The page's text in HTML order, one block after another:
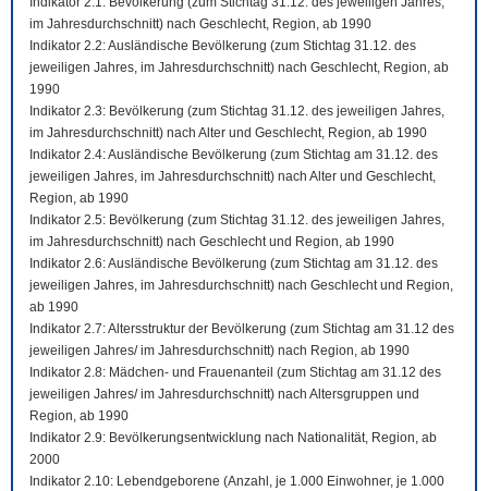
im Jahresdurchschnitt) nach Geschlecht, Region, ab 1990
Indikator 2.2: Ausländische Bevölkerung (zum Stichtag 31.12. des
jeweiligen Jahres, im Jahresdurchschnitt) nach Geschlecht, Region, ab
1990
Indikator 2.3: Bevölkerung (zum Stichtag 31.12. des jeweiligen Jahres,
im Jahresdurchschnitt) nach Alter und Geschlecht, Region, ab 1990
Indikator 2.4: Ausländische Bevölkerung (zum Stichtag am 31.12. des
jeweiligen Jahres, im Jahresdurchschnitt) nach Alter und Geschlecht,
Region, ab 1990
Indikator 2.5: Bevölkerung (zum Stichtag 31.12. des jeweiligen Jahres,
im Jahresdurchschnitt) nach Geschlecht und Region, ab 1990
Indikator 2.6: Ausländische Bevölkerung (zum Stichtag am 31.12. des
jeweiligen Jahres, im Jahresdurchschnitt) nach Geschlecht und Region,
ab 1990
Indikator 2.7: Altersstruktur der Bevölkerung (zum Stichtag am 31.12 des
jeweiligen Jahres/ im Jahresdurchschnitt) nach Region, ab 1990
Indikator 2.8: Mädchen- und Frauenanteil (zum Stichtag am 31.12 des
jeweiligen Jahres/ im Jahresdurchschnitt) nach Altersgruppen und
Region, ab 1990
Indikator 2.9: Bevölkerungsentwicklung nach Nationalität, Region, ab
2000
Indikator 2.10: Lebendgeborene (Anzahl, je 1.000 Einwohner, je 1.000